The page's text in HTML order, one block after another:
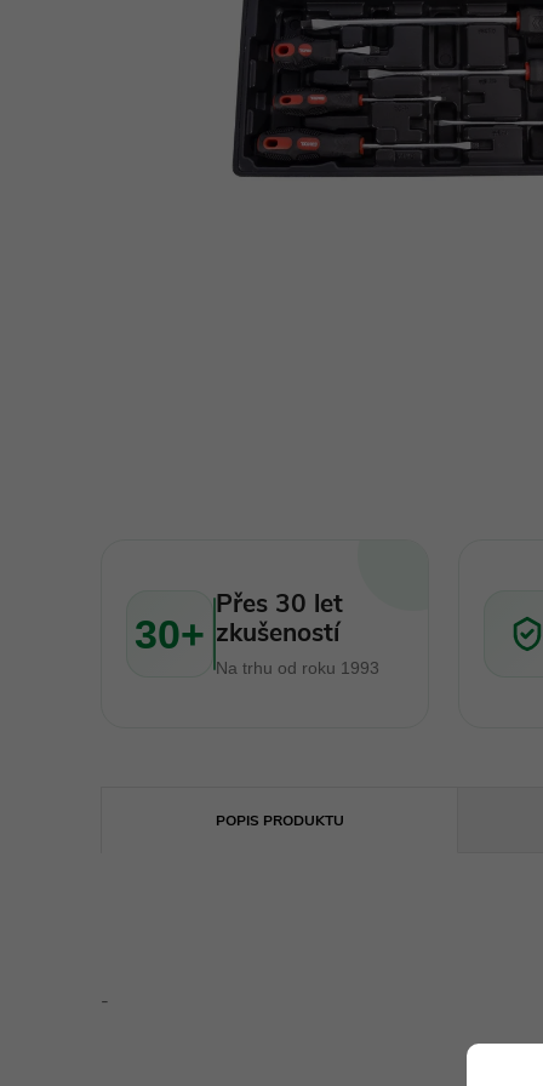
30+
Přes 30 let
zkušeností
Na trhu od roku 1993
POPIS PRODUKTU
-